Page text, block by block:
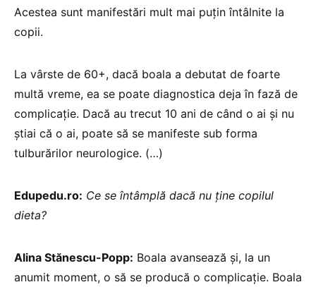
Acestea sunt manifestări mult mai puțin întâlnite la
copii.
La vârste de 60+, dacă boala a debutat de foarte
multă vreme, ea se poate diagnostica deja în fază de
complicație. Dacă au trecut 10 ani de când o ai și nu
știai că o ai, poate să se manifeste sub forma
tulburărilor neurologice. (…)
Edupedu.ro: Ce se întâmplă dacă nu ține copilul
dieta?
Alina Stănescu-Popp: Boala avansează și, la un
anumit moment, o să se producă o complicație. Boala